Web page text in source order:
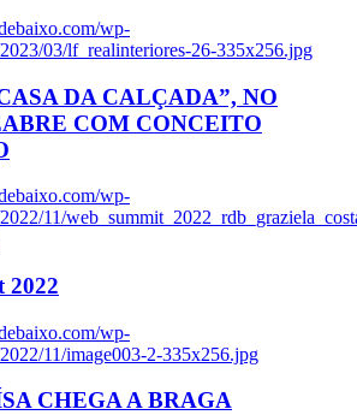
wp-
03/lf_realinteriores-26-335x256.jpg
DA CALÇADA”, NO
COM CONCEITO
wp-
11/
2022
wp-
11/image003-2-335x256.jpg
CHEGA A BRAGA